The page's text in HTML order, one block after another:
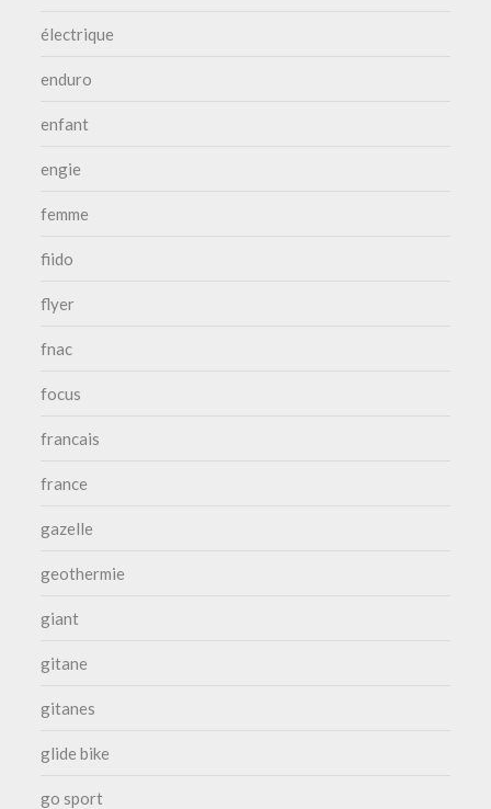
électrique
enduro
enfant
engie
femme
fiido
flyer
fnac
focus
francais
france
gazelle
geothermie
giant
gitane
gitanes
glide bike
go sport